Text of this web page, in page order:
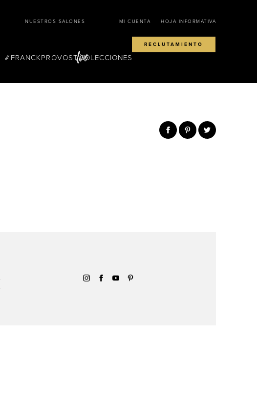
NUESTROS SALONES MI CUENTA HOJA INFORMATIVA
RECLUTAMIENTO
FRANCKPROVOSTCOLECCIONES